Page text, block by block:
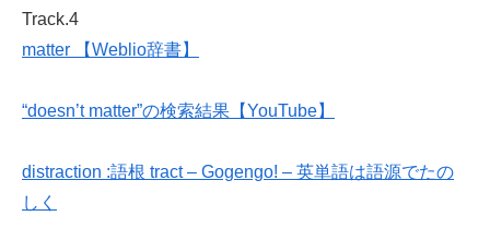
Track.4
matter 【Weblio辞書】
“doesn’t matter”の検索結果【YouTube】
distraction :語根 tract – Gogengo! – 英単語は語源でたの
しく